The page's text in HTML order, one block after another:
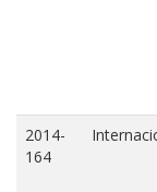
2014-
164